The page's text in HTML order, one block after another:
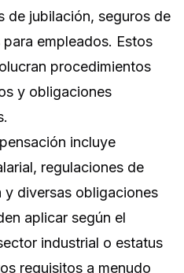
de jubilación, seguros de
empleados. Estos
procedimientos
y obligaciones
incluye
regulaciones de
diversas obligaciones
aplicar según el
industrial o estatus
requisitos a menudo